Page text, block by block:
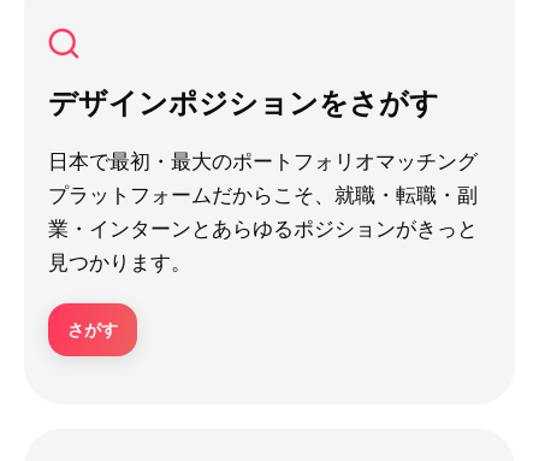
デザインポジションをさがす
日本で最初・最大のポートフォリオマッチング
プラットフォームだからこそ、就職・転職・副
業・インターンとあらゆるポジションがきっと
見つかります。
さがす